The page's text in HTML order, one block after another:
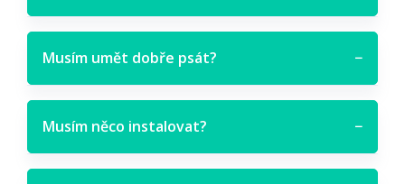
Musím umět dobře psát? −
Musím něco instalovat? −